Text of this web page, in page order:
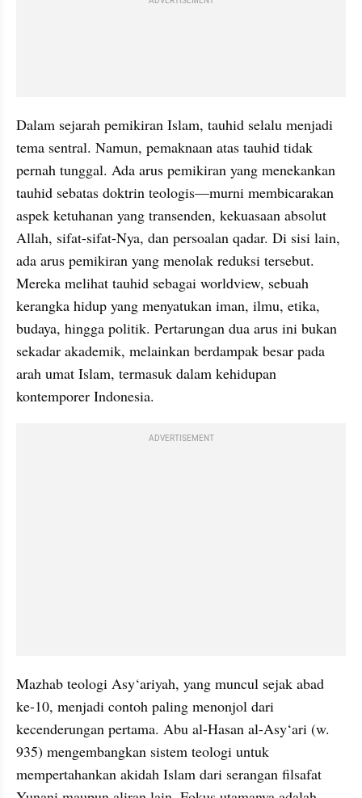
Dalam sejarah pemikiran Islam, tauhid selalu menjadi
tema sentral. Namun, pemaknaan atas tauhid tidak
pernah tunggal. Ada arus pemikiran yang menekankan
tauhid sebatas doktrin teologis—murni membicarakan
aspek ketuhanan yang transenden, kekuasaan absolut
Allah, sifat-sifat-Nya, dan persoalan qadar. Di sisi lain,
ada arus pemikiran yang menolak reduksi tersebut.
Mereka melihat tauhid sebagai worldview, sebuah
kerangka hidup yang menyatukan iman, ilmu, etika,
budaya, hingga politik. Pertarungan dua arus ini bukan
sekadar akademik, melainkan berdampak besar pada
arah umat Islam, termasuk dalam kehidupan
kontemporer Indonesia.
ADVERTISEMENT
Mazhab teologi Asy‘ariyah, yang muncul sejak abad
ke-10, menjadi contoh paling menonjol dari
kecenderungan pertama. Abu al-Hasan al-Asy‘ari (w.
935) mengembangkan sistem teologi untuk
mempertahankan akidah Islam dari serangan filsafat